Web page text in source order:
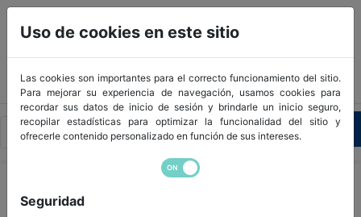
950 445 023 - 686 455 543
Hidráulica
Uso de cookies en este sitio
Las cookies son importantes para el correcto funcionamiento del sitio.
Para mejorar su experiencia de navegación, usamos cookies para
recordar sus datos de inicio de sesión y brindarle un inicio seguro,
recopilar estadísticas para optimizar la funcionalidad del sitio y
ofrecerle contenido personalizado en función de sus intereses.
Seguridad